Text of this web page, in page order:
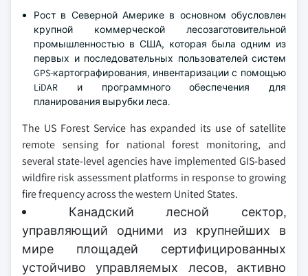
Рост в Северной Америке в основном обусловлен
крупной коммерческой лесозаготовительной
промышленностью в США, которая была одним из
первых и последовательных пользователей систем
GPS-картографирования, инвентаризации с помощью
LiDAR и программного обеспечения для
планирования вырубки леса.
The US Forest Service has expanded its use of satellite
remote sensing for national forest monitoring, and
several state-level agencies have implemented GIS-based
wildfire risk assessment platforms in response to growing
fire frequency across the western United States.
Канадский лесной сектор,
управляющий одними из крупнейших в
мире площадей сертифицированных
устойчиво управляемых лесов, активно